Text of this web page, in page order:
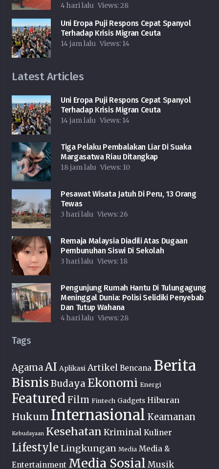
4 hari lalu Views:28
Uni Eropa Puji Respons Cepat Spanyol
Terhadap Krisis Migran Ceuta
14 jam lalu Views: 14
Latest Articles
Uni Eropa Puji Respons Cepat Spanyol
Terhadap Krisis Migran Ceuta
14 jam lalu Views: 14
Tiga Pelaku Pembalakan Liar Di Suaka
Margasatwa Riau Ditangkap
18 jam lalu Views: 10
Pesawat Wisata Jatuh Di Peru, 13 Orang
Tewas
3 hari lalu Views:26
Remaja Malaysia Diadili Atas Dugaan
Pembunuhan Siswi Di Sekolah
3 hari lalu Views: 18
Pengunjung Rumah Hantu Di Tulungagung
Meninggal Dunia: Polisi Selidiki Penyebab
Dan Tutup Wahana
4 hari lalu Views:28
Tags
AgamaAI Aplikasi Artikel Bencana Berita
Bisnis Budaya Ekonomi Energi
Featured Film Fintech Gadgets Hiburan
Hukum Internasional Keamanan
Kebudayaan Kesehatan Kriminal Kuliner
Lifestyle Lingkungan Media Media &
Entertainment Media Sosial Musik